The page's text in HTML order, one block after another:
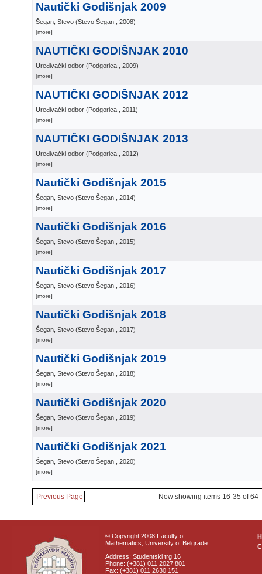
Nautički Godišnjak 2009
Šegan, Stevo (Stevo Šegan , 2008)
[more]
NAUTIČKI GODIŠNJAK 2010
Uređivački odbor (Podgorica , 2009)
[more]
NAUTIČKI GODIŠNJAK 2012
Uređivački odbor (Podgorica , 2011)
[more]
NAUTIČKI GODIŠNJAK 2013
Uređivački odbor (Podgorica , 2012)
[more]
Nautički Godišnjak 2015
Šegan, Stevo (Stevo Šegan , 2014)
[more]
Nautički Godišnjak 2016
Šegan, Stevo (Stevo Šegan , 2015)
[more]
Nautički Godišnjak 2017
Šegan, Stevo (Stevo Šegan , 2016)
[more]
Nautički Godišnjak 2018
Šegan, Stevo (Stevo Šegan , 2017)
[more]
Nautički Godišnjak 2019
Šegan, Stevo (Stevo Šegan , 2018)
[more]
Nautički Godišnjak 2020
Šegan, Stevo (Stevo Šegan , 2019)
[more]
Nautički Godišnjak 2021
Šegan, Stevo (Stevo Šegan , 2020)
[more]
Previous Page Now showing items 16-35 of 64
© Copyright 2008 Faculty of
Mathematics, University of Belgrade
Address: Studentski trg 16
Phone: (+381) 011 2027 801
Fax: (+381) 011 2630 151